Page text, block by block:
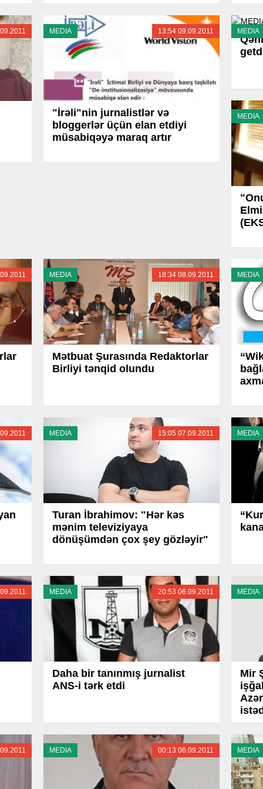
MEDIA 13:54 09.09.2011
"İrəli"nin jurnalistlər və
bloggerlər üçün elan etdiyi
müsabiqəyə maraq artır
MEDIA
MEDIA
MEDIA 18:34 08.09.2011
Mətbuat Şurasında Redaktorlar
Birliyi tənqid olundu
MEDIA
MEDIA 15:05 07.09.2011
Turan İbrahimov: "Hər kəs
mənim televiziyaya
dönüşümdən çox şey gözləyir"
MEDIA
MEDIA 20:53 06.09.2011
Daha bir tanınmış jurnalist
ANS-i tərk etdi
MEDIA
Mir
MEDIA 00:13 06.09.2011 MEDIA